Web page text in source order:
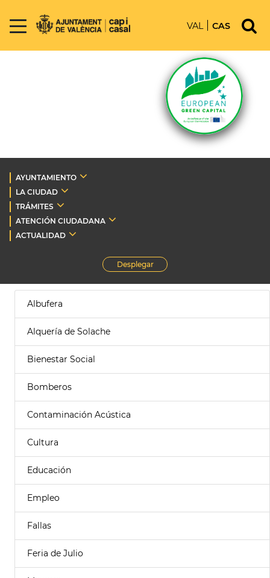
VAL CAS
AYUNTAMIENTO
LA CIUDAD
TRÁMITES
ATENCIÓN CIUDADANA
ACTUALIDAD
Desplegar
Albufera
Alquería de Solache
Bienestar Social
Bomberos
Contaminación Acústica
Cultura
Educación
Empleo
Fallas
Feria de Julio